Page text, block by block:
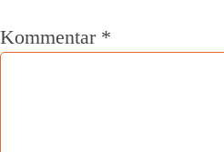
Kommentar *